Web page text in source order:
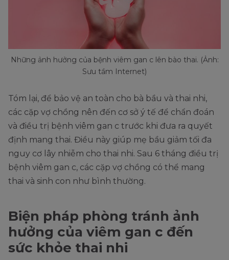
Những ảnh hưởng của bệnh viêm gan c lên bào thai. (Ảnh:
Sưu tầm Internet)
Tóm lại, để bảo vệ an toàn cho bà bầu và thai nhi,
các cặp vợ chồng nên đến cơ sở ý tế để chẩn đoán
và điều trị bệnh viêm gan c trước khi đưa ra quyết
định mang thai. Điều này giúp mẹ bầu giảm tối đa
nguy cơ lây nhiễm cho thai nhi. Sau 6 tháng điều trị
bệnh viêm gan c, các cặp vợ chồng có thể mang
thai và sinh con như bình thường.
Biện pháp phòng tránh ảnh
hưởng của viêm gan c đến
sức khỏe thai nhi